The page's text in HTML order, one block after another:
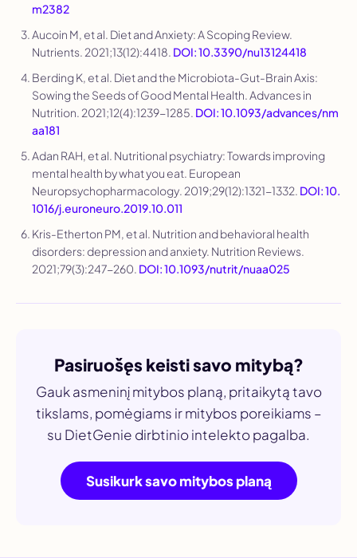
m2382
Aucoin M, et al. Diet and Anxiety: A Scoping Review.
Nutrients. 2021;13(12):4418. DOI: 10.3390/nu13124418
Berding K, et al. Diet and the Microbiota-Gut-Brain Axis:
Sowing the Seeds of Good Mental Health.Advances in
Nutrition. 2021;12(4):1239-1285. DOI: 10.1093/advances/nm
aa181
Adan RAH, et al. Nutritional psychiatry: Towards improving
mental health by what you eat. European
Neuropsychopharmacology. 2019;29(12):1321-1332. DOI: 10.
1016/j.euroneuro.2019.10.011
Kris-Etherton PM, et al. Nutrition and behavioral health
disorders: depression and anxiety. Nutrition Reviews.
2021;79(3):247-260. DOI: 10.1093/nutrit/nuaa025
Pasiruošęs keisti savo mitybą?
Gauk asmeninį mitybos planą, pritaikytą tavo
tikslams, pomėgiams ir mitybos poreikiams –
su DietGenie dirbtinio intelekto pagalba.
Susikurk savo mitybos planą